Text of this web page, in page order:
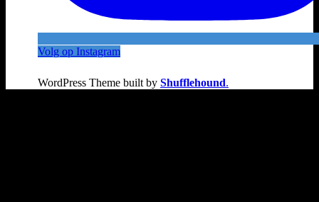
Volg op Instagram
WordPress Theme built by Shufflehound.